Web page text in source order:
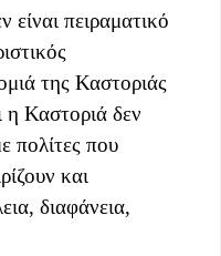
πειραματικό
της Καστοριάς
Καστοριά δεν
πολίτες που
και
διαφάνεια,